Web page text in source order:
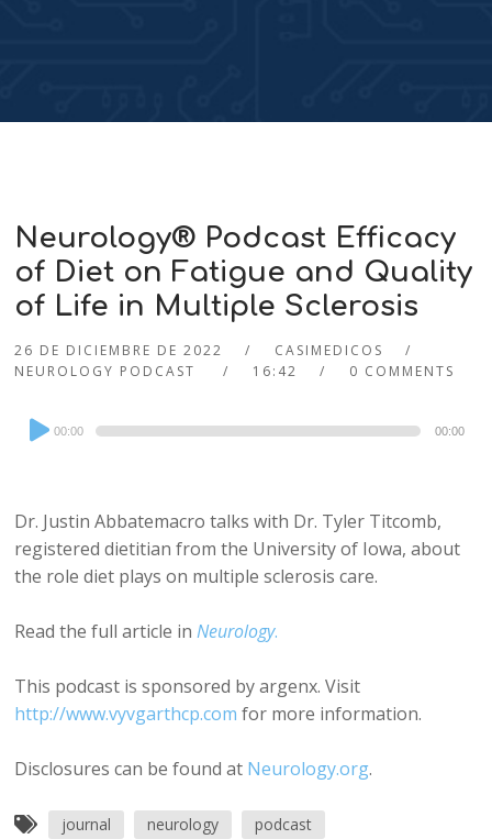
Neurology® Podcast Efficacy
of Diet on Fatigue and Quality
of Life in Multiple Sclerosis
26 DE DICIEMBRE DE 2022
CASIMEDICOS
NEUROLOGY PODCAST
16:42 0 COMMENTS
Audio
Player
00:00 00:00
Dr. Justin Abbatemacro talks with Dr. Tyler Titcomb,
registered dietitian from the University of Iowa, about
the role diet plays on multiple sclerosis care.
Read the full article inNeurology.
This podcast is sponsored by argenx. Visit
http://www.vyvgarthcp.com for more information.
Disclosures can be found at Neurology.org.
journal neurology podcast